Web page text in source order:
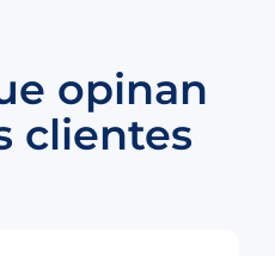
opinan
clientes